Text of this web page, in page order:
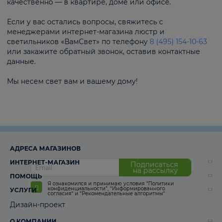
качественно — в квартире, доме или офисе.
Если у вас остались вопросы, свяжитесь с
менеджерами интернет-магазина люстр и
светильников «ВамСвет» по телефону 8 (495) 154-10-63
или закажите обратный звонок, оставив контактные
данные.
Мы несем свет вам и вашему дому!
Подписаться
на рассылку
Я ознакомился и принимаю условия “Политики
конфиденциальности”, “Информированного
согласия“ и “Рекомендательные алгоритмы“
АДРЕСА МАГАЗИНОВ
ИНТЕРНЕТ-МАГАЗИН
ПОМОЩЬ
УСЛУГИ
Дизайн-проект